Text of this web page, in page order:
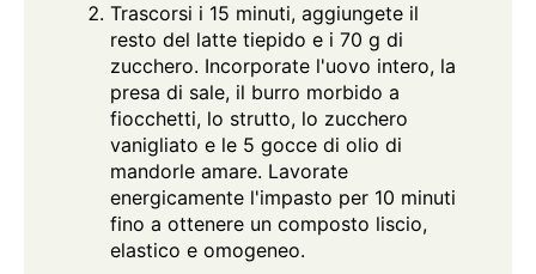
Trascorsi i 15 minuti, aggiungete il
resto del latte tiepido e i 70 g di
zucchero. Incorporate l'uovo intero, la
presa di sale, il burro morbido a
fiocchetti, lo strutto, lo zucchero
vanigliato e le 5 gocce di olio di
mandorle amare. Lavorate
energicamente l'impasto per 10 minuti
fino a ottenere un composto liscio,
elastico e omogeneo.